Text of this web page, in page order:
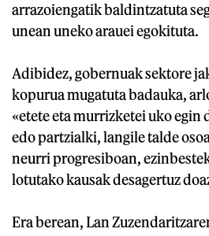
arrazoiengatik baldintzatuta
unean uneko arauei egokituta.
Adibidez, gobernuak sektore
kopurua mugatuta badauka,
«etete eta murrizketei uko egin
edo partzialki, langile talde
neurri progresiboan,
lotutako kausak desagertuz
Era berean, Lan